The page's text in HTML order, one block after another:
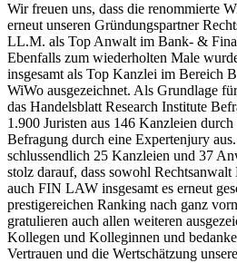
Wir freuen uns, dass die renommierte
erneut unseren Gründungspartner
LL.M. als Top Anwalt im Bank- &
Ebenfalls zum wiederholten Male
insgesamt als Top Kanzlei im Bereich
WiWo ausgezeichnet. Als Grundlage
das Handelsblatt Research Institute
1.900 Juristen aus 146 Kanzleien
Befragung durch eine Expertenjury
schlussendlich 25 Kanzleien und 37
stolz darauf, dass sowohl
auch FIN LAW insgesamt es erneut
prestigereichen Ranking nach ganz
gratulieren auch allen weiteren
Kollegen und Kolleginnen und
Vertrauen und die Wertschätzung